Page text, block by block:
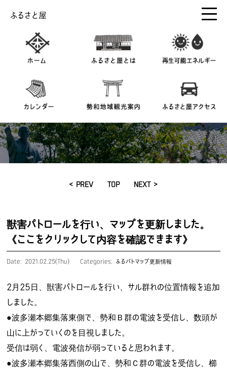
ふるさと屋
< PREV TOP NEXT >
獣害パトロールを行い、マップを更新しました。
《ここをクリックして内容を確認できます》
Date: 2021.02.25(Thu) Categories:ふるパトマップ更新情報
2月25日、獣害パトロールを行い、サル群れの位置情報を追加
しました。
●波多瀬本郷集落東側で、勢和Ｂ群の電波を受信し、数頭が
山に上がっていくのを目視しました。
受信は弱く、電波発信が弱っていると思われます。
●波多瀬本郷集落西側の山で、勢和Ｃ群の電波を受信し、櫛